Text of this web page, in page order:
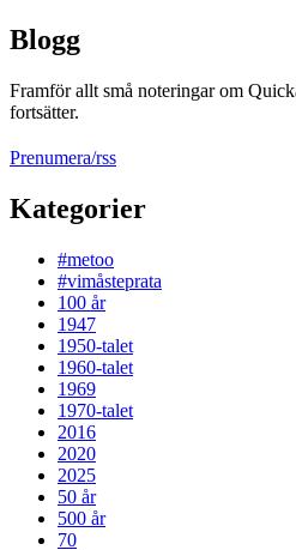
Blogg
Framför allt små noteringar om
fortsätter.
Prenumera/rss
Kategorier
#metoo
#vimåsteprata
100 år
1947
1950-talet
1960-talet
1969
1970-talet
2016
2020
2025
50 år
500 år
70